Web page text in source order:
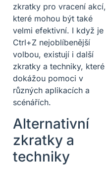
zkratky pro vracení akcí,
které mohou být také
velmi efektivní. I když je
Ctrl+Z nejoblíbenější
volbou, existují i další
zkratky a techniky, které
dokážou pomoci v
různých aplikacích a
scénářích.
Alternativní
zkratky a
techniky